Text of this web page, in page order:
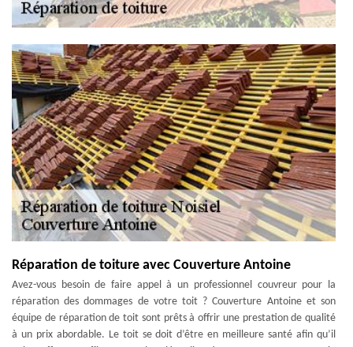
Réparation de toiture avec Couverture Antoine
Avez-vous besoin de faire appel à un professionnel couvreur pour la
réparation des dommages de votre toit ? Couverture Antoine et son
équipe de réparation de toit sont prêts à offrir une prestation de qualité
à un prix abordable. Le toit se doit d’être en meilleure santé afin qu’il